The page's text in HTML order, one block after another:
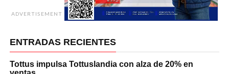
ADVERTISEMENT
ENTRADAS RECIENTES
Tottus impulsa Tottuslandia con alza de 20% en